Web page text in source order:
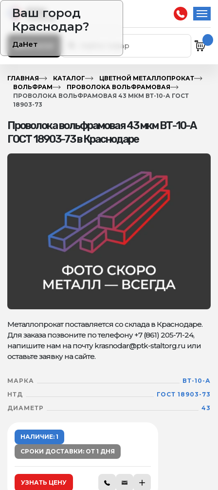
Ваш город
Краснодар?
ДаНет
Каталог
ГЛАВНАЯ КАТАЛОГ
ЦВЕТНОЙ МЕТАЛЛОПРОКАТ
ВОЛЬФРАМ
ПРОВОЛОКА ВОЛЬФРАМОВАЯ
ПРОВОЛОКА ВОЛЬФРАМОВАЯ 43 МКМ ВТ-10-А ГОСТ
18903-73
Проволока вольфрамовая 43 мкм ВТ-10-А
ГОСТ 18903-73 в Краснодаре
Металлопрокат поставляется со склада в Краснодаре.
Для заказа позвоните по телефону +7 (861) 205-71-24,
напишите нам на почту krasnodar@ptk-staltorg.ru или
оставьте заявку на сайте.
МАРКА
ВТ-10-А
НТД
ГОСТ 18903-73
ДИАМЕТР
43
НАЛИЧИЕ: 1
СРОКИ ДОСТАВКИ: ОТ 1 ДНЯ
УЗНАТЬ ЦЕНУ